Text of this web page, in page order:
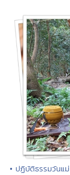
• ปฏิบัติธรรมวันแ